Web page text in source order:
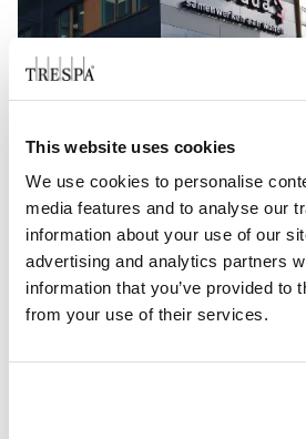
This website uses cookies
We use cookies to personalise
media features and to analyse our
information about your use of our
advertising and analytics partners
information that you’ve provided to
from your use of their services.
Lue lisää